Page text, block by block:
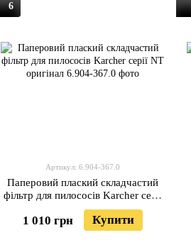
6
Артикул: 6.904-367.0
Паперовий плаский складчастий
фільтр для пилососів Karcher серії
NT оригінал
1 010 грн Купити